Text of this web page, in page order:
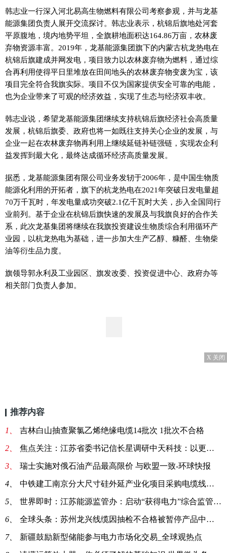
韩志业一行深入河北易高生物燃料有限公司考察参观，并与龙基
能源集团负责人展开交流探讨。韩志业表示，杭锦后旗地处河套
平原腹地，境内地势平坦，全旗耕地面积达164.86万亩，农林废
弃物资源丰富。2019年，龙基能源集团旗下的内蒙古杭龙热电在
杭锦后旗建成并网发电，项目致力以农林废弃物为燃料，通过综
合再利用使得平日里堆放在田间地头的农林废弃物变废为宝，该
项目完全符合我旗实际。项目不仅为国家提供安全可靠的电能，
也为企业带来了可观的经济效益，实现了生态与经济双丰收。
韩志业说，希望龙基能源集团继续支持杭锦后旗经济社会高质量
发展，杭锦后旗委、政府也将一如既往支持关心企业的发展，与
企业一起在农林废弃物再利用上继续延链补链强链，实现农企利
益发挥到最大化，最终达成循环经济高质量发展。
据悉，龙基能源集团有限公司业务发轫于2006年，是中国生物质
能源化利用的开拓者，旗下的杭龙热电在2021年突破日发电量超
70万千瓦时，年发电量成功突破2.1亿千瓦时大关，步入全国同行
业前列。基于企业在杭锦后旗快速的发展及与我旗良好的合作关
系，此次龙基集团将继续在我旗投资建设生物质综合利用循环产
业园，以杭龙热电为基础，进一步加大生产乙醇、糠醛、生物柴
油等衍生品力度。
旗领导郭永利及工业园区、旗发改委、投资促进中心、政府办等
相关部门负责人参加。
X 关闭
推荐内容
1、 吉林白山抽查聚氯乙烯绝缘电缆14批次 1批次不合格
2、 焦点关注：江苏省委书记信长星调研中天科技：以更多拳头产品抢占竞争制高点
3、 瑞士实施对俄石油产品最高限价 与欧盟一致-环球快报
4、 中铁建工南京分大尺寸硅外延产业化项目采购电缆线一批
5、 世界即时：江苏能源监管办：启动“获得电力”综合监管问题整改复查工作
6、 全球头条：苏州龙兴线缆因抽检不合格被暂停产品中标资格6个月
7、 新疆鼓励新型储能参与电力市场化交易_全球观热点